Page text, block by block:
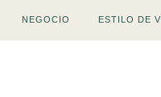
NEGOCIO ESTILO DE